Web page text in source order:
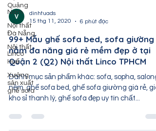
Quảng
Nam
Nội thất
Đà Nẵng
Nội thất
Linco
Huế
Xưởng
sản xuất
ghế sofa
dinhtuads
15 thg 11, 2020
6 phút đọc
99+ Mẫu ghế sofa bed, sofa giường
nằm đa năng giá rẻ mềm đẹp ở tại
Quận 2 (Q2) Nội thất Linco TPHCM
Danh mục sản phẩm khác: sofa, sopha, salong
nệm, ghế sofa bed, ghế sofa giường giá rẻ, giá
kho sỉ thanh lý, ghế sofa đẹp uy tín chất...